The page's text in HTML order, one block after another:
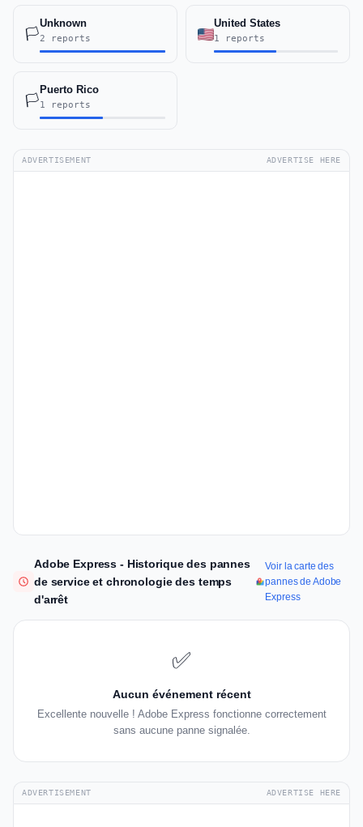
🏳️
Unknown
2 reports
United States
1 reports
🏳️
Puerto Rico
1 reports
ADVERTISEMENT ADVERTISE HERE
Adobe Express - Historique des pannes
de service et chronologie des temps
d'arrêt
Voir la carte des
pannes de Adobe
Express
✅
Aucun événement récent
Excellente nouvelle ! Adobe Express fonctionne correctement
sans aucune panne signalée.
ADVERTISEMENT ADVERTISE HERE